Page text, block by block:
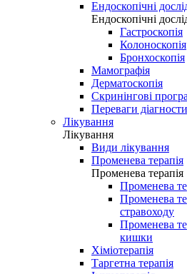
Ендоскопічні
Ендоскопічні
Гастроскопія
Колоноскопія
Бронхоскопія
Мамографія
Дерматоскопія
Скринінгові
Переваги
Лікування
Лікування
Види лікування
Променева терапія
Променева терапія
Променева
Променева
стравоходу
Променева
кишки
Хіміотерапія
Таргетна терапія